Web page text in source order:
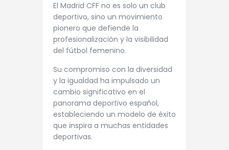
El Madrid CFF no es solo un club
deportivo, sino un movimiento
pionero que defiende la
profesionalización y la visibilidad
del fútbol femenino.
Su compromiso con la diversidad
y la igualdad ha impulsado un
cambio significativo en el
panorama deportivo español,
estableciendo un modelo de éxito
que inspira a muchas entidades
deportivas.